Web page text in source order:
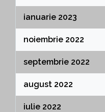
ianuarie 2023
noiembrie 2022
septembrie 2022
august 2022
iulie 2022